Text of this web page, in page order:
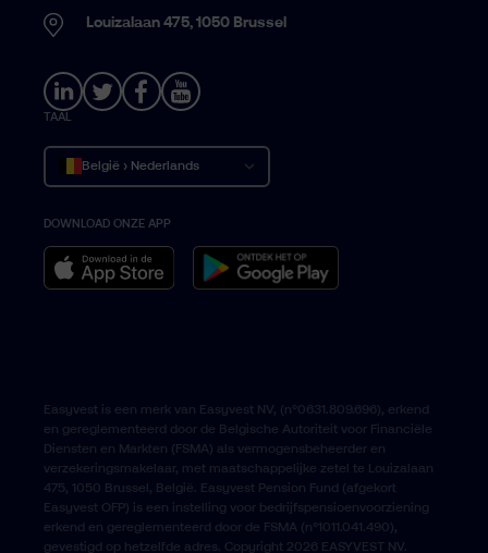
Louizalaan 475, 1050 Brussel
TAAL
België › Nederlands
Belgique › Français
Belgium › English
DOWNLOAD ONZE APP
Easyvest is een merk van Easyvest NV, (n°0631.809.696), erkend
en gereglementeerd door de Belgische Autoriteit voor Financiële
Diensten en Markten (FSMA) als vermogensbeheerder en
verzekeringsmakelaar, met maatschappelijke zetel te Louizalaan
475, 1050 Brussel, België. Easyvest Pension Fund (afgekort
Easyvest OFP) is een instelling voor bedrijfspensioenvoorziening
erkend en gereglementeerd door de FSMA (n°1011.041.490),
gevestigd op hetzelfde adres. Copyright 2026 EASYVEST NV.